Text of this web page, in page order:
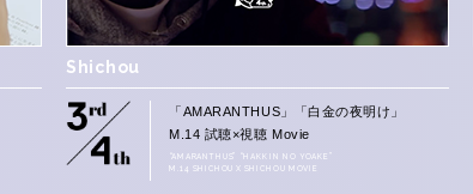
Shichou
「AMARANTHUS」「白金の夜明け」
M.14 試聴×視聴 Movie
“AMARANTHUS” “HAKKIN NO YOAKE”
M.14 SHICHOU X SHICHOU MOVIE